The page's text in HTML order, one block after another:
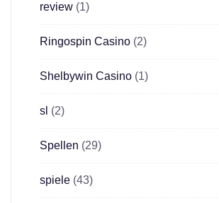
review (1)
Ringospin Casino (2)
Shelbywin Casino (1)
sl (2)
Spellen (29)
spiele (43)